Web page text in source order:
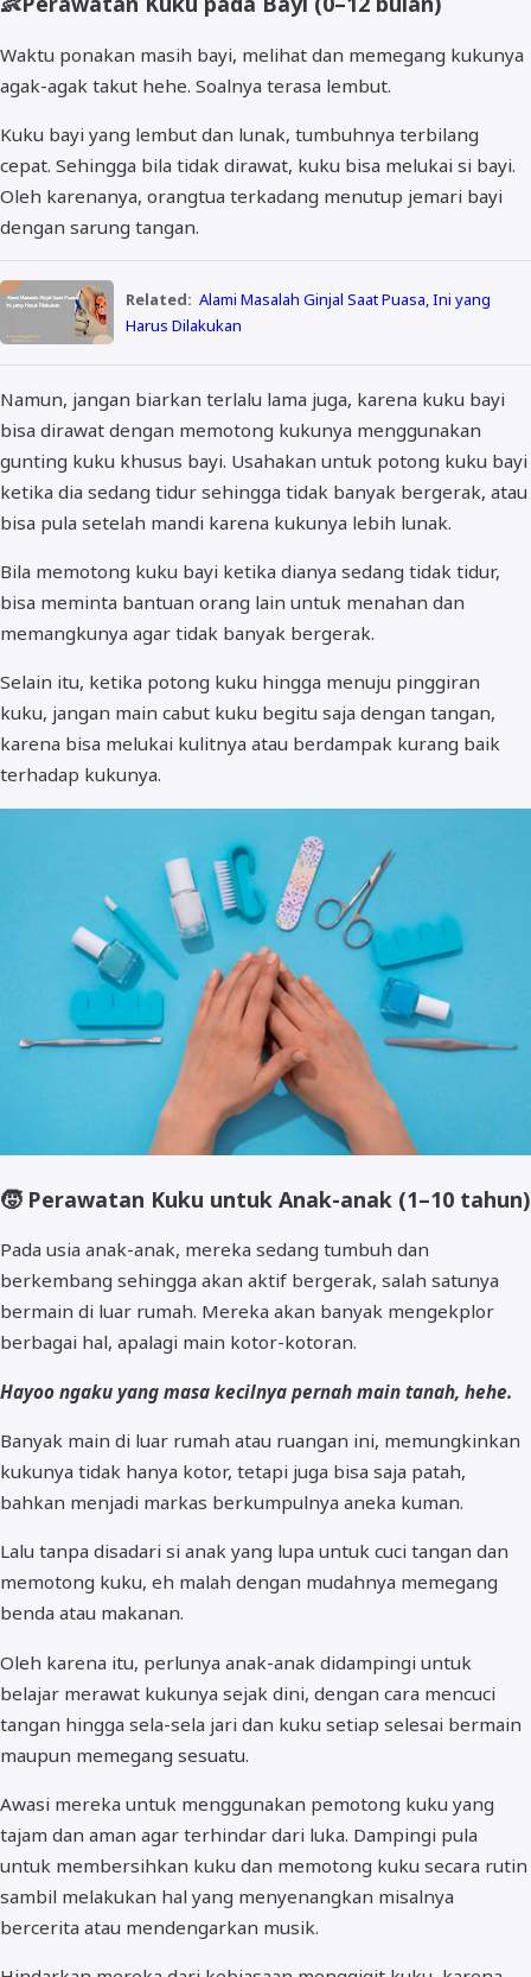
Waktu ponakan masih bayi, melihat dan memegang kukunya
agak-agak takut hehe. Soalnya terasa lembut.
Kuku bayi yang lembut dan lunak, tumbuhnya terbilang
cepat. Sehingga bila tidak dirawat, kuku bisa melukai si bayi.
Oleh karenanya, orangtua terkadang menutup jemari bayi
dengan sarung tangan.
Related: Alami Masalah Ginjal Saat Puasa, Ini yang
Harus Dilakukan
Namun, jangan biarkan terlalu lama juga, karena kuku bayi
bisa dirawat dengan memotong kukunya menggunakan
gunting kuku khusus bayi. Usahakan untuk potong kuku bayi
ketika dia sedang tidur sehingga tidak banyak bergerak, atau
bisa pula setelah mandi karena kukunya lebih lunak.
Bila memotong kuku bayi ketika dianya sedang tidak tidur,
bisa meminta bantuan orang lain untuk menahan dan
memangkunya agar tidak banyak bergerak.
Selain itu, ketika potong kuku hingga menuju pinggiran
kuku, jangan main cabut kuku begitu saja dengan tangan,
karena bisa melukai kulitnya atau berdampak kurang baik
terhadap kukunya.
🧒Perawatan Kuku untuk Anak-anak (1–10 tahun)
Pada usia anak-anak, mereka sedang tumbuh dan
berkembang sehingga akan aktif bergerak, salah satunya
bermain di luar rumah. Mereka akan banyak mengekplor
berbagai hal, apalagi main kotor-kotoran.
Hayoo ngaku yang masa kecilnya pernah main tanah, hehe.
Banyak main di luar rumah atau ruangan ini, memungkinkan
kukunya tidak hanya kotor, tetapi juga bisa saja patah,
bahkan menjadi markas berkumpulnya aneka kuman.
Lalu tanpa disadari si anak yang lupa untuk cuci tangan dan
memotong kuku, eh malah dengan mudahnya memegang
benda atau makanan.
Oleh karena itu, perlunya anak-anak didampingi untuk
belajar merawat kukunya sejak dini, dengan cara mencuci
tangan hingga sela-sela jari dan kuku setiap selesai bermain
maupun memegang sesuatu.
Awasi mereka untuk menggunakan pemotong kuku yang
tajam dan aman agar terhindar dari luka. Dampingi pula
untuk membersihkan kuku dan memotong kuku secara rutin
sambil melakukan hal yang menyenangkan misalnya
bercerita atau mendengarkan musik.